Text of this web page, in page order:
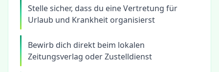
Stelle sicher, dass du eine Vertretung für
Urlaub und Krankheit organisierst
Bewirb dich direkt beim lokalen
Zeitungsverlag oder Zustelldienst